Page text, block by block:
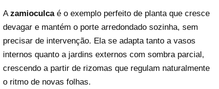
A zamioculcaé o exemplo perfeito de planta que cresce
devagar e mantém o porte arredondado sozinha, sem
precisar de intervenção. Ela se adapta tanto a vasos
internos quanto a jardins externos com sombra parcial,
crescendo a partir de rizomas que regulam naturalmente
o ritmo de novas folhas.